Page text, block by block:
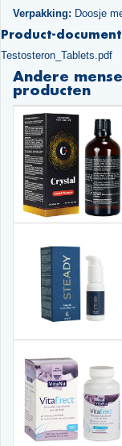
Verpakking: Doosje
Product-
Testosteron_Tablets.pdf
Andere
producten